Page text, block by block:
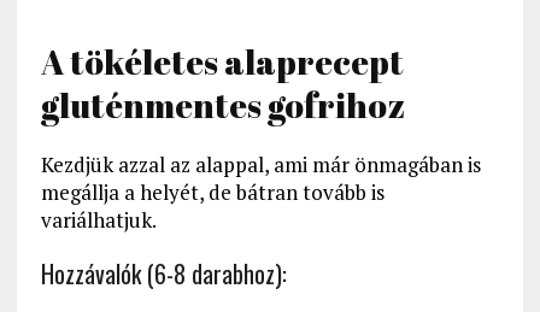
A tökéletes alaprecept
gluténmentes gofrihoz
Kezdjük azzal az alappal, ami már önmagában is
megállja a helyét, de bátran tovább is
variálhatjuk.
Hozzávalók (6-8 darabhoz):